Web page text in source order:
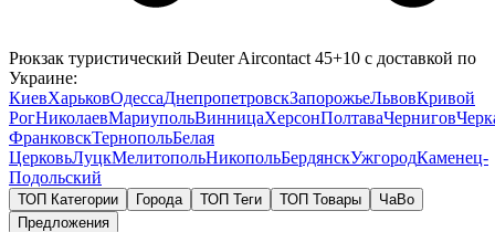
Рюкзак туристический Deuter Aircontact 45+10 с доставкой по
Украине:
КиевХарьковОдессаДнепропетровскЗапорожьеЛьвовКривой
РогНиколаевМариупольВинницаХерсонПолтаваЧернигов
ФранковскТернопольБелая
ЦерковьЛуцкМелитопольНикопольБердянскУжгородКаменец-
Подольский
ТОП Категории Города ТОП Теги ТОП Товары
ЧаВо
Предложения